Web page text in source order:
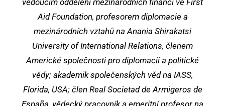
Aid Foundation, profesorem diplomacie a
mezinárodních vztahů na Anania Shirakatsi
University of International Relations, členem
Americké společnosti pro diplomacii a politické
vědy; akademik společenských věd na IASS,
Florida, USA; člen Real Societad de Armigeros de
España, vědecký pracovník a emeritní profesor na